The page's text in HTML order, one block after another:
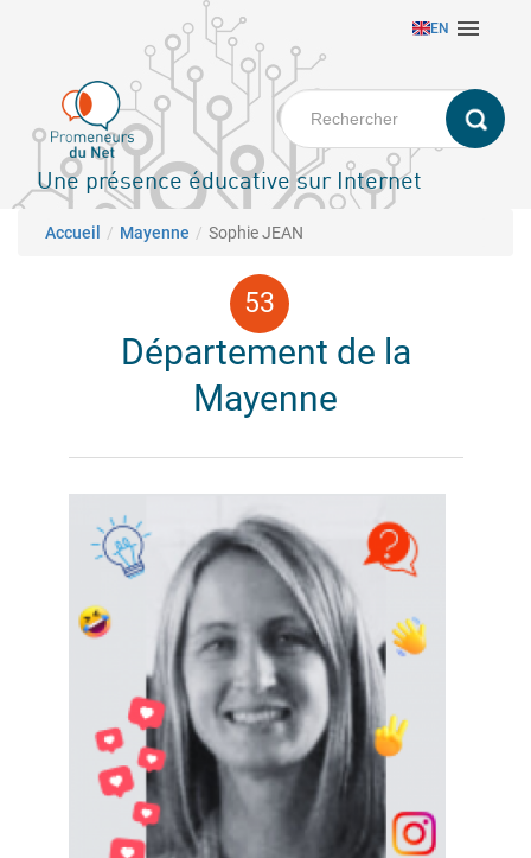
principal
EN 
Une présence éducative sur Internet
Fil d'Ariane
Accueil Mayenne Sophie JEAN
Département de la
Mayenne